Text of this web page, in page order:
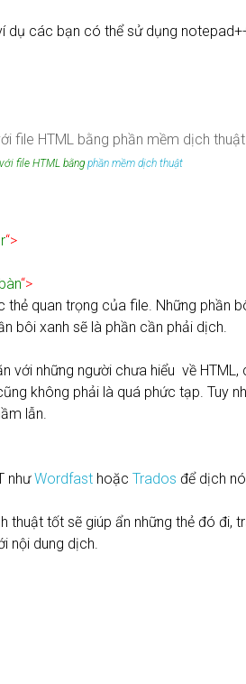
dụ các bạn có thể sử dụng
file HTML bằng phần mềm dịch thuật
“>
“>
quan trọng của file. Những phần
bôi xanh sẽ là phần cần phải dịch.
với những người chưa hiểu về HTML,
không phải là quá phức tạp. Tuy
lẫn.
nhưWordfast hoặc Trados để dịch
thuật tốt sẽ giúp ẩn những thẻ đó đi,
nội dung dịch.